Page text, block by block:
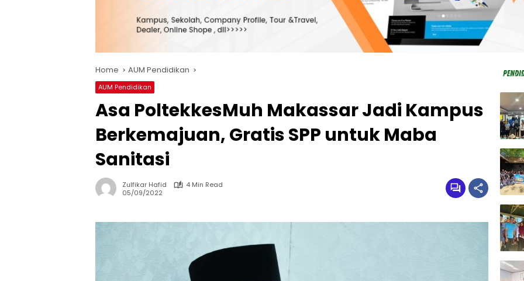
Home AUM Pendidikan
AUM Pendidikan
Asa PoltekkesMuh Makassar Jadi Kampus
Berkemajuan, Gratis SPP untuk Maba
Sanitasi
Zulfikar Hafid
4 Min Read
05/09/2022